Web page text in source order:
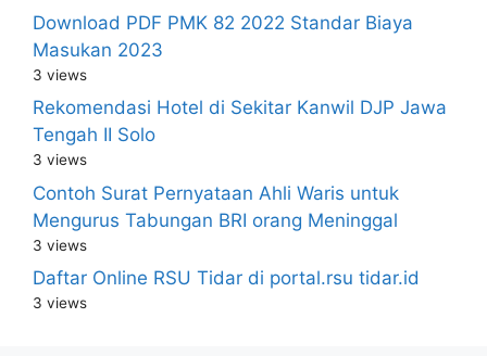
Download PDF PMK 82 2022 Standar Biaya
Masukan 2023
3 views
Rekomendasi Hotel di Sekitar Kanwil DJP Jawa
Tengah II Solo
3 views
Contoh Surat Pernyataan Ahli Waris untuk
Mengurus Tabungan BRI orang Meninggal
3 views
Daftar Online RSU Tidar di portal.rsu tidar.id
3 views